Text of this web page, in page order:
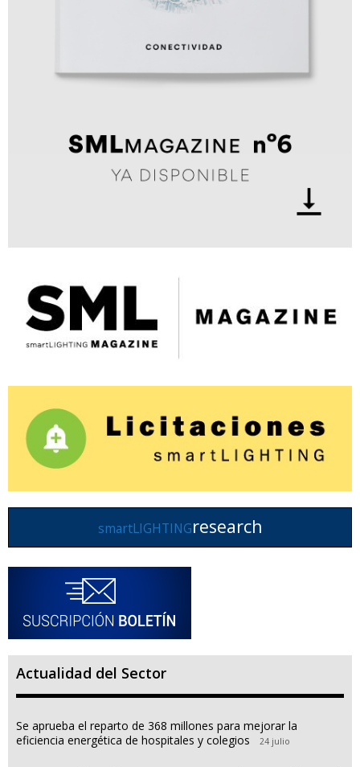
smartLIGHTINGresearch
Actualidad del Sector
Se aprueba el reparto de 368 millones para mejorar la
eficiencia energética de hospitales y colegios
24 julio